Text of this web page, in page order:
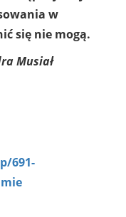
w
się nie mogą.
Musiał
691-